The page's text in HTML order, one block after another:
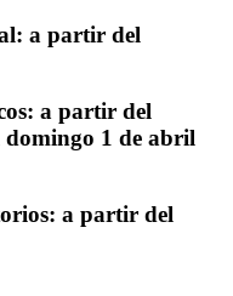
a partir del
a partir del
domingo 1 de abril
a partir del